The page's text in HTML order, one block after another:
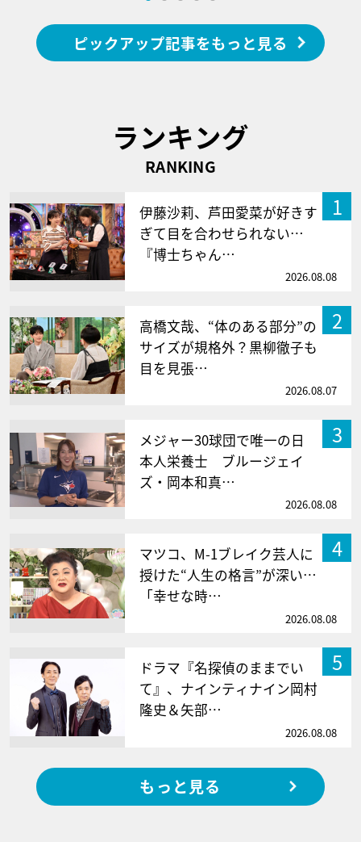
ピックアップ記事をもっと見る
ランキング
RANKING
1
伊藤沙莉、芦田愛菜が好きす
ぎて目を合わせられない…
『博士ちゃん…
2026.08.08
2
高橋文哉、“体のある部分”の
サイズが規格外？黒柳徹子も
目を見張…
2026.08.07
3
メジャー30球団で唯一の日
本人栄養士 ブルージェイ
ズ・岡本和真…
2026.08.08
4
マツコ、M-1ブレイク芸人に
授けた“人生の格言”が深い…
「幸せな時…
2026.08.08
5
ドラマ『名探偵のままでい
て』、ナインティナイン岡村
隆史＆矢部…
2026.08.08
もっと見る